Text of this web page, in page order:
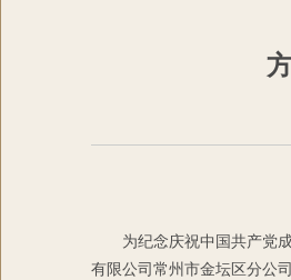
为纪念庆祝中国共产党
有限公司常州市金坛区分公